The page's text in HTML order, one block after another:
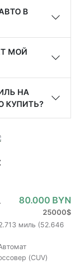
В
МОЙ
НА
КУПИТЬ?
80.000 BYN
25000$
миль (52.646
(CUV)